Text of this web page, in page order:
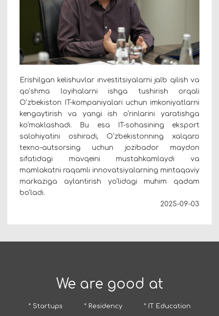
Erishilgan kelishuvlar investitsiyalarni jalb qilish va
qo‘shma loyihalarni ishga tushirish orqali
O‘zbekiston IT-kompaniyalari uchun imkoniyatlarni
kengaytirish va yangi ish o‘rinlarini yaratishga
ko‘maklashadi. Bu esa IT-sohasining eksport
salohiyatini oshiradi, O‘zbekistonning xalqaro
texno-autsorsing uchun jozibador maydon
sifatidagi mavqeini mustahkamlaydi va
mamlakatni raqamli innovatsiyalarning mintaqaviy
markaziga aylantirish yo‘lidagi muhim qadam
bo‘ladi.
2025-09-03
We are good at
* Startups * Residency * IT Education